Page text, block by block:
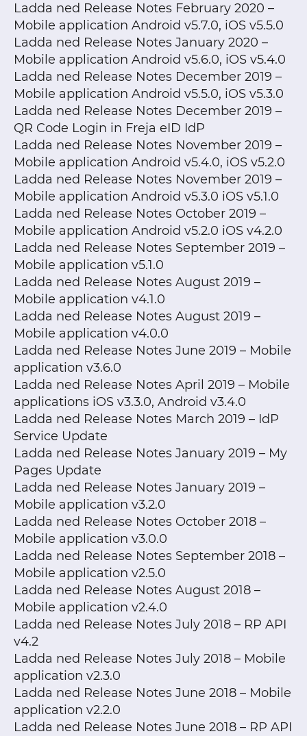
Ladda ned Release Notes February 2020 –
Mobile application Android v5.7.0, iOS v5.5.0
Ladda ned Release Notes January 2020 –
Mobile application Android v5.6.0, iOS v5.4.0
Ladda ned Release Notes December 2019 –
Mobile application Android v5.5.0, iOS v5.3.0
Ladda ned Release Notes December 2019 –
QR Code Login in Freja eID IdP
Ladda ned Release Notes November 2019 –
Mobile application Android v5.4.0, iOS v5.2.0
Ladda ned Release Notes November 2019 –
Mobile application Android v5.3.0 iOS v5.1.0
Ladda ned Release Notes October 2019 –
Mobile application Android v5.2.0 iOS v4.2.0
Ladda ned Release Notes September 2019 –
Mobile application v5.1.0
Ladda ned Release Notes August 2019 –
Mobile application v4.1.0
Ladda ned Release Notes August 2019 –
Mobile application v4.0.0
Ladda ned Release Notes June 2019 – Mobile
application v3.6.0
Ladda ned Release Notes April 2019 – Mobile
applications iOS v3.3.0, Android v3.4.0
Ladda ned Release Notes March 2019 – IdP
Service Update
Ladda ned Release Notes January 2019 – My
Pages Update
Ladda ned Release Notes January 2019 –
Mobile application v3.2.0
Ladda ned Release Notes October 2018 –
Mobile application v3.0.0
Ladda ned Release Notes September 2018 –
Mobile application v2.5.0
Ladda ned Release Notes August 2018 –
Mobile application v2.4.0
Ladda ned Release Notes July 2018 – RP API
v4.2
Ladda ned Release Notes July 2018 – Mobile
application v2.3.0
Ladda ned Release Notes June 2018 – Mobile
application v2.2.0
Ladda ned Release Notes June 2018 – RP API